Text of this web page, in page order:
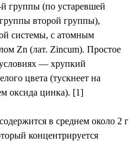
группы (по устаревшей
второй группы),
системы, с атомным
Zn (лат. Zincum). Простое
— хрупкий
цвета (тускнеет на
оксида цинка). [1]
в среднем около 2 г
концентрируется